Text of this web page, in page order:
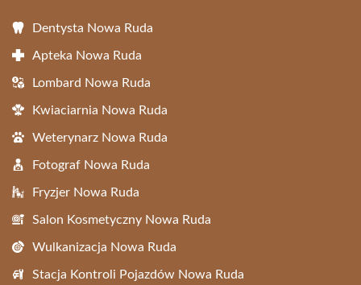
Dentysta Nowa Ruda
Apteka Nowa Ruda
Lombard Nowa Ruda
Kwiaciarnia Nowa Ruda
Weterynarz Nowa Ruda
Fotograf Nowa Ruda
Fryzjer Nowa Ruda
Salon Kosmetyczny Nowa Ruda
Wulkanizacja Nowa Ruda
Stacja Kontroli Pojazdów Nowa Ruda